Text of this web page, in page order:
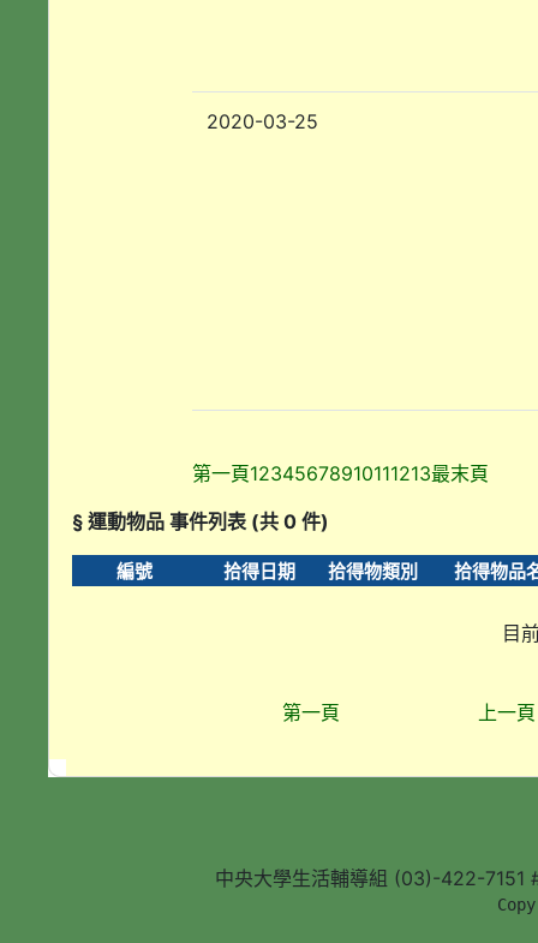
2020-03-25
第一頁12345678910111213最末頁
§ 運動物品 事件列表 (共 0 件)
編號 拾得日期 拾得物類別 拾得物品
目
第一頁 上一頁
中央大學生活輔導組 (03)-422-7151